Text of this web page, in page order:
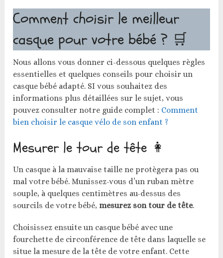
Comment choisir le meilleur
casque pour votre bébé ? 🛒
Nous allons vous donner ci-dessous quelques règles
essentielles et quelques conseils pour choisir un
casque bébé adapté. SI vous souhaitez des
informations plus détaillées sur le sujet, vous
pouvez consulter notre guide complet : Comment
bien choisir le casque vélo de son enfant ?
Mesurer le tour de tête 👩
Un casque à la mauvaise taille ne protègera pas ou
mal votre bébé. Munissez-vous d’un ruban mètre
souple, à quelques centimètres au-dessus des
sourcils de votre bébé, mesurez son tour de tête.
Choisissez ensuite un casque bébé avec une
fourchette de circonférence de tête dans laquelle se
situe la mesure de la tête de votre enfant. Cette